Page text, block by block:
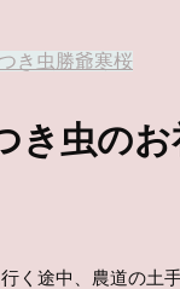
き虫 勝爺寒桜
き虫の
く途中、農道の土